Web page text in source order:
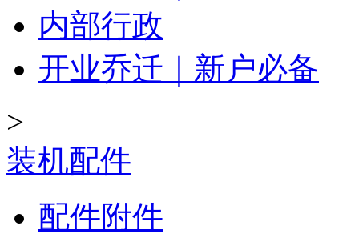
内部行政
开业乔迁｜新户必备
>
装机配件
配件附件